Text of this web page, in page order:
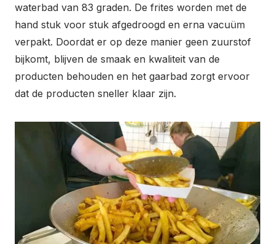
waterbad van 83 graden. De frites worden met de
hand stuk voor stuk afgedroogd en erna vacuüm
verpakt. Doordat er op deze manier geen zuurstof
bijkomt, blijven de smaak en kwaliteit van de
producten behouden en het gaarbad zorgt ervoor
dat de producten sneller klaar zijn.